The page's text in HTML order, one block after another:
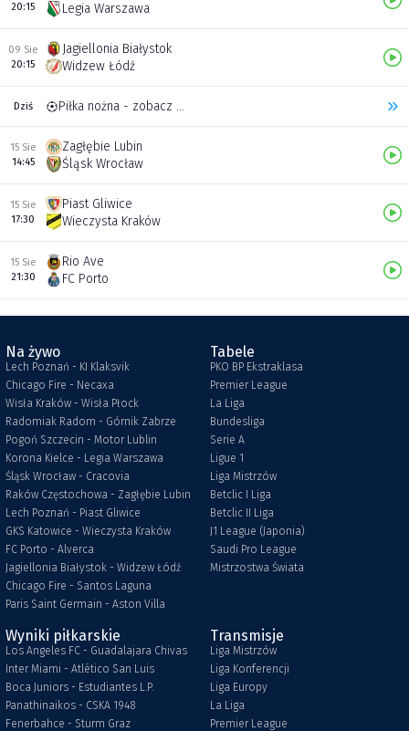
20:15
Legia Warszawa
09 Sie
20:15
Jagiellonia Białystok
Widzew Łódź
Dziś Piłka nożna - zobacz inne transmisje
15 Sie
14:45
Zagłębie Lubin
Śląsk Wrocław
15 Sie
17:30
Piast Gliwice
Wieczysta Kraków
15 Sie
21:30
Rio Ave
FC Porto
Na żywo
Lech Poznań - KI Klaksvik
Chicago Fire - Necaxa
Wisła Kraków - Wisła Płock
Radomiak Radom - Górnik Zabrze
Pogoń Szczecin - Motor Lublin
Korona Kielce - Legia Warszawa
Śląsk Wrocław - Cracovia
Raków Częstochowa - Zagłębie Lubin
Lech Poznań - Piast Gliwice
GKS Katowice - Wieczysta Kraków
FC Porto - Alverca
Jagiellonia Białystok - Widzew Łódź
Chicago Fire - Santos Laguna
Paris Saint Germain - Aston Villa
Tabele
PKO BP Ekstraklasa
Premier League
La Liga
Bundesliga
Serie A
Ligue 1
Liga Mistrzów
Betclic I Liga
Betclic II Liga
J1 League (Japonia)
Saudi Pro League
Mistrzostwa Świata
Wyniki piłkarskie
Los Angeles FC - Guadalajara Chivas
Inter Miami - Atlético San Luis
Boca Juniors - Estudiantes L.P.
Panathinaikos - CSKA 1948
Fenerbahce - Sturm Graz
Transmisje
Liga Mistrzów
Liga Konferencji
Liga Europy
La Liga
Premier League